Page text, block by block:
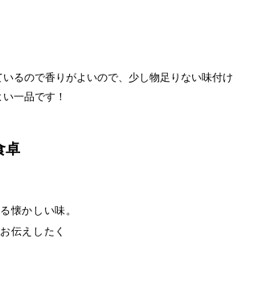
るので香りがよいので、少し物足りない味付け
一品です！
卓
懐かしい味。
伝えしたく